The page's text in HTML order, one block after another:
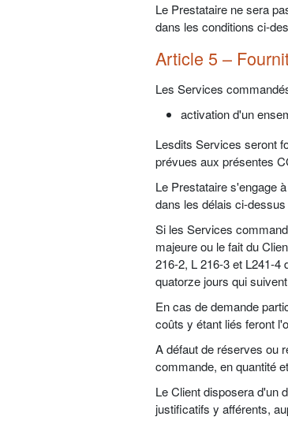
Le Prestataire ne sera
dans les conditions ci-
Article 5 –
Les Services
activation d'un
Lesdits Services seront
prévues aux présentes
Le Prestataire s'engage
dans les délais ci-
Si les Services
majeure ou le fait du
216-2, L 216-3 et L241-
quatorze jours qui
En cas de demande
coûts y étant liés feront
A défaut de réserves ou
commande, en quantité
Le Client disposera d'un
justificatifs y afférents,